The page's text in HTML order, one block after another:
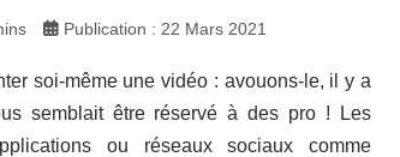
Publication : 22 Mars 2021
soi-même une vidéo : avouons-le, il y a
semblait être réservé à des pro ! Les
ou réseaux sociaux comme